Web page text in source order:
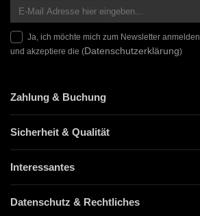
Ja, ich möchte mich zum Newsletter anmelden
und akzeptiere die (Datenschutzerklärung)
Zahlung & Buchung
Sicherheit & Qualität
Interessantes
Datenschutz & Rechtliches